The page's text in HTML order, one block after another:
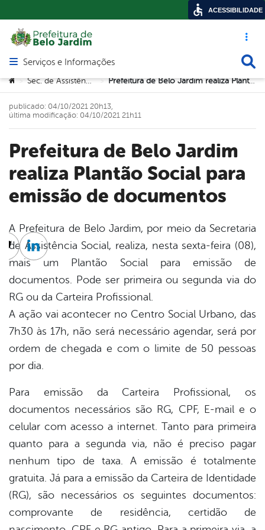
Acesso
Abrir menu principal de navegação
Serviços e Informações
Você está aqui:
> Sec. de Assistência Social > Prefeitura de Belo Jardim realiza Plantão Social para emissão de documentos
Prefeitura de Belo Jardim
realiza Plantão Social para
emissão de documentos
publicado: 04/10/2021 20h13,
última modificação: 04/10/2021 21h11
A Prefeitura de Belo Jardim, por meio da Secretaria
de Assistência Social, realiza, nesta sexta-feira (08),
mais um Plantão Social para emissão de
documentos. Pode ser primeira ou segunda via do
RG ou da Carteira Profissional.
A ação vai acontecer no Centro Social Urbano, das
7h30 às 17h, não será necessário agendar, será por
ordem de chegada e com o limite de 50 pessoas
por dia.
Para emissão da Carteira Profissional, os
documentos necessários são RG, CPF, E-mail e o
celular com acesso a internet. Tanto para primeira
quanto para a segunda via, não é preciso pagar
nenhum tipo de taxa. A emissão é totalmente
gratuita. Já para a emissão da Carteira de Identidade
(RG), são necessários os seguintes documentos:
comprovante de residência, certidão de
TwitterLinkedin
ACESSIBILIDADE